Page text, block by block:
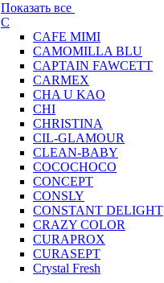
Показать все
C
CAFE MIMI
CAMOMILLA BLU
CAPTAIN FAWCETT
CARMEX
CHA U KAO
CHI
CHRISTINA
CIL-GLAMOUR
CLEAN-BABY
COCOCHOCO
CONCEPT
CONSLY
CONSTANT DELIGHT
CRAZY COLOR
CURAPROX
CURASEPT
Crystal Fresh